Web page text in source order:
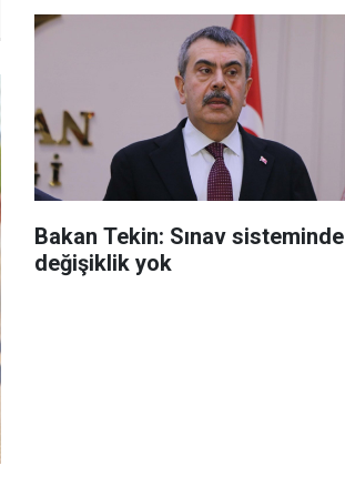
Bakan Tekin: Sınav sisteminde
değişiklik yok